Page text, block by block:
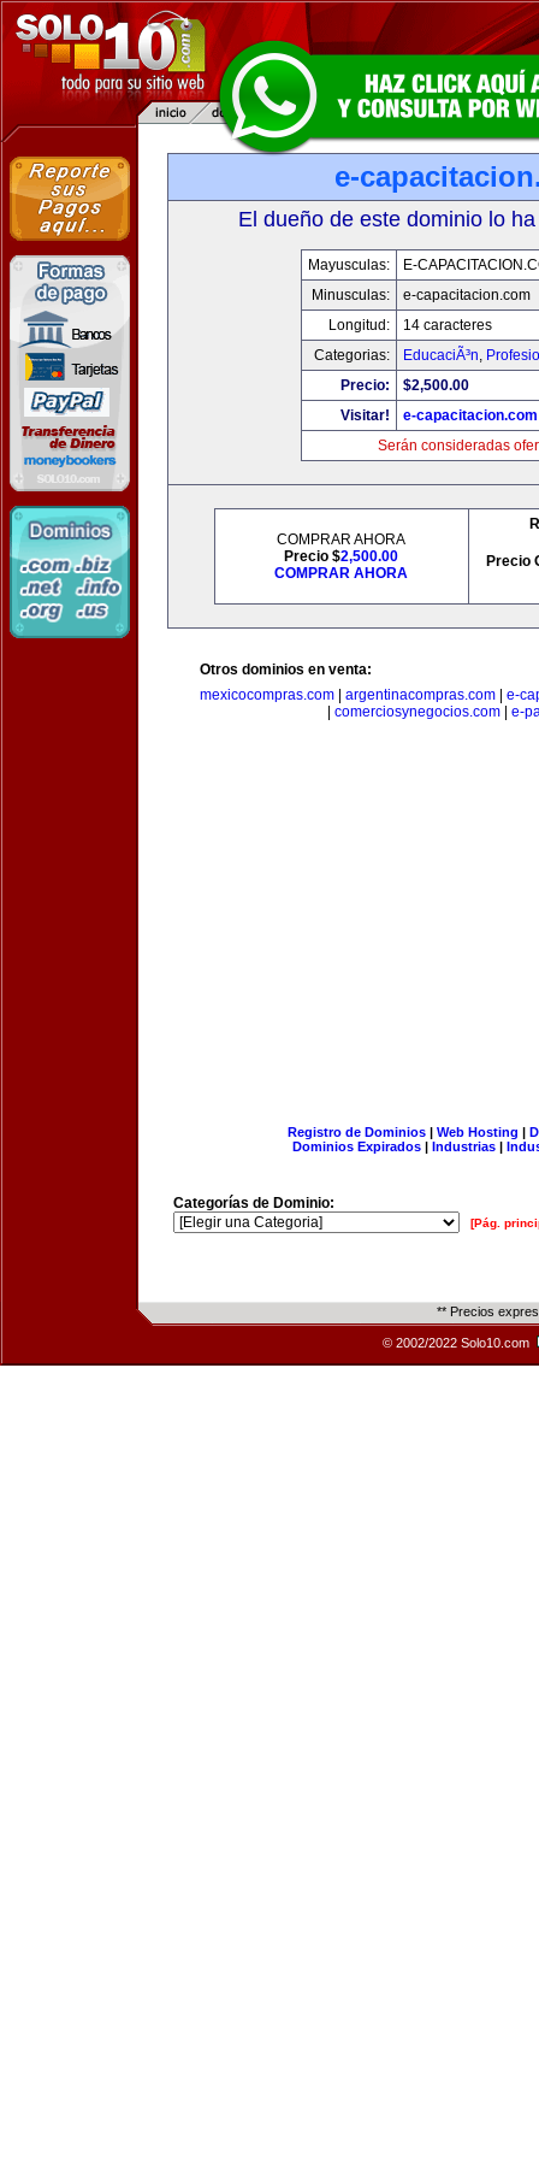
e-
El dueño de este dominio lo
Mayusculas:
E-
Minusculas:
e-capacitacion.com
Longitud:
14 caracteres
Categorias:
EducaciÃ³n,
Precio:
$2,500.00
Visitar!
e-capacitacion.com
Serán consideradas
COMPRAR AHORA
Precio $2,500.00
COMPRAR AHORA
Precio
Otros dominios en venta:
mexicocompras.com
argentinacompras.com
e-
comerciosynegocios.com e-
Registro de Dominios| Web Hosting |
Dominios Expirados | Industrias |
Categorías de Dominio:
[Pág.
** Precios
© 2002/2022 Solo10.com